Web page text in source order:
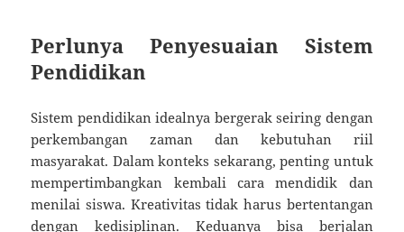
Perlunya Penyesuaian Sistem
Pendidikan
Sistem pendidikan idealnya bergerak seiring dengan
perkembangan zaman dan kebutuhan riil
masyarakat. Dalam konteks sekarang, penting untuk
mempertimbangkan kembali cara mendidik dan
menilai siswa. Kreativitas tidak harus bertentangan
dengan kedisiplinan. Keduanya bisa berjalan